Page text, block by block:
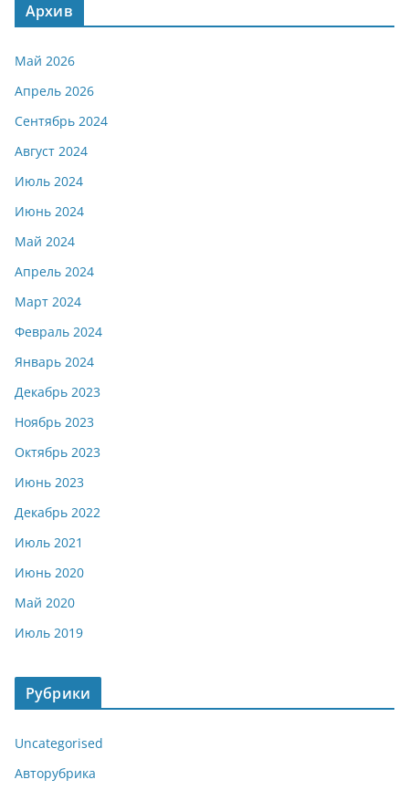
Архив
Май 2026
Апрель 2026
Сентябрь 2024
Август 2024
Июль 2024
Июнь 2024
Май 2024
Апрель 2024
Март 2024
Февраль 2024
Январь 2024
Декабрь 2023
Ноябрь 2023
Октябрь 2023
Июнь 2023
Декабрь 2022
Июль 2021
Июнь 2020
Май 2020
Июль 2019
Рубрики
Uncategorised
Авторубрика